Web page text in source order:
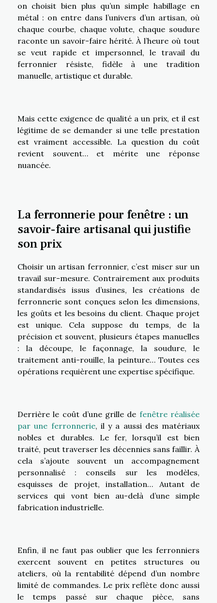
on choisit bien plus qu’un simple habillage en
métal : on entre dans l’univers d’un artisan, où
chaque courbe, chaque volute, chaque soudure
raconte un savoir-faire hérité. À l’heure où tout
se veut rapide et impersonnel, le travail du
ferronnier résiste, fidèle à une tradition
manuelle, artistique et durable.
Mais cette exigence de qualité a un prix, et il est
légitime de se demander si une telle prestation
est vraiment accessible. La question du coût
revient souvent… et mérite une réponse
nuancée.
La ferronnerie pour fenêtre : un
savoir-faire artisanal qui justifie
son prix
Choisir un artisan ferronnier, c’est miser sur un
travail sur-mesure. Contrairement aux produits
standardisés issus d’usines, les créations de
ferronnerie sont conçues selon les dimensions,
les goûts et les besoins du client. Chaque projet
est unique. Cela suppose du temps, de la
précision et souvent, plusieurs étapes manuelles
: la découpe, le façonnage, la soudure, le
traitement anti-rouille, la peinture… Toutes ces
opérations requièrent une expertise spécifique.
Derrière le coût d’une grille de fenêtre réalisée
par une ferronnerie, il y a aussi des matériaux
nobles et durables. Le fer, lorsqu’il est bien
traité, peut traverser les décennies sans faillir. À
cela s’ajoute souvent un accompagnement
personnalisé : conseils sur les modèles,
esquisses de projet, installation… Autant de
services qui vont bien au-delà d’une simple
fabrication industrielle.
Enfin, il ne faut pas oublier que les ferronniers
exercent souvent en petites structures ou
ateliers, où la rentabilité dépend d’un nombre
limité de commandes. Le prix reflète donc aussi
le temps passé sur chaque pièce, sans